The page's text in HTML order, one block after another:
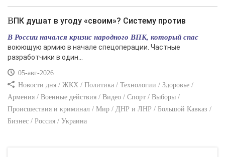
ВПК душат в угоду «своим»? Систему против
В России начался кризис народного ВПК, который спас
воюющую армию в начале спецоперации. Частные
разработчики в один...
05-авг-2026
Новости дня / ЖКХ / Политика / Технологии / Здоровье /
Армения / Военные действия / Видео / Спорт / Выборы /
Происшествия и криминал / Мир / ДНР и ЛНР / Большой Кавказ /
Бизнес / Россия / Украина